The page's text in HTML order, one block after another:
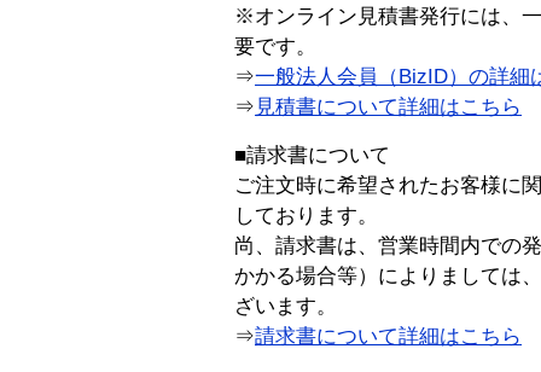
※オンライン見積書発行には、
要です。
⇒一般法人会員（BizID）の詳細
⇒ 見積書について詳細はこちら
■請求書について
ご注文時に希望されたお客様に
しております。
尚、請求書は、営業時間内での
かかる場合等）によりましては
ざいます。
⇒請求書について詳細はこちら